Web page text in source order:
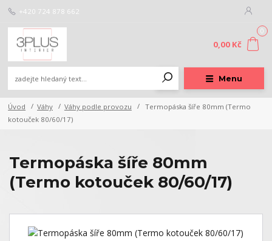
Menu
+420 724 878 662
0
0,00 Kč
Úvod Váhy Váhy podle provozu
Termopáska šíře 80mm (Termo
kotouček 80/60/17)
Termopáska šíře 80mm
(Termo kotouček 80/60/17)